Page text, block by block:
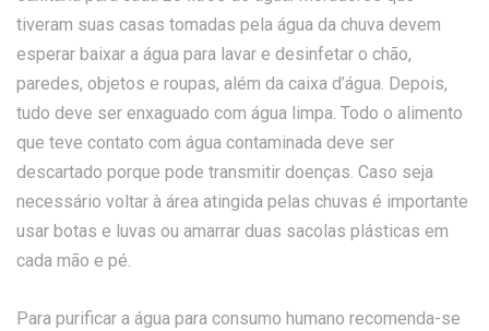
tiveram suas casas tomadas pela água da chuva devem
esperar baixar a água para lavar e desinfetar o chão,
paredes, objetos e roupas, além da caixa d’água. Depois,
tudo deve ser enxaguado com água limpa. Todo o alimento
que teve contato com água contaminada deve ser
descartado porque pode transmitir doenças. Caso seja
necessário voltar à área atingida pelas chuvas é importante
usar botas e luvas ou amarrar duas sacolas plásticas em
cada mão e pé.
Para purificar a água para consumo humano recomenda-se